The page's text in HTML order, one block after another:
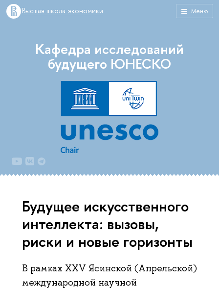
Меню
Высшая школа экономики
Кафедра исследований
будущего ЮНЕСКО
Будущее искусственного
интеллекта: вызовы,
риски и новые горизонты
В рамках XXV Ясинской (Апрельской)
международной научной